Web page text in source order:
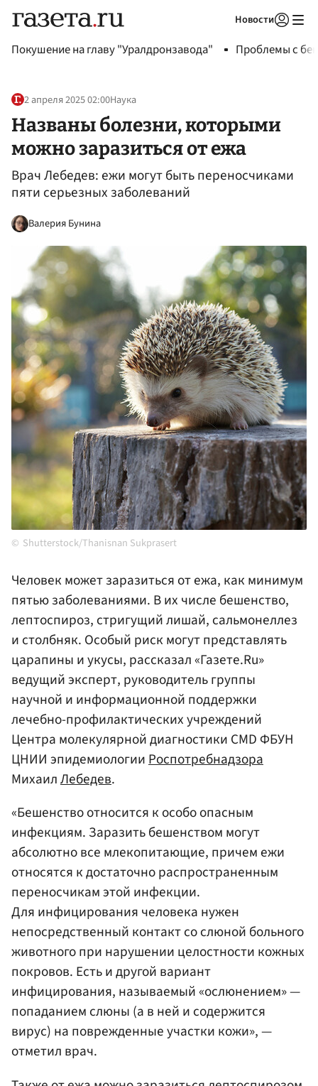
Новости
Покушение на главу "Уралдронзавода" Проблемы с
2 апреля 2025 02:00Наука
Названы болезни, которыми
можно заразиться от ежа
Врач Лебедев: ежи могут быть переносчиками
пяти серьезных заболеваний
Валерия Бунина
Shutterstock/Thanisnan Sukprasert
Человек может заразиться от ежа, как минимум
пятью заболеваниями. В их числе бешенство,
лептоспироз, стригущий лишай, сальмонеллез
и столбняк. Особый риск могут представлять
царапины и укусы, рассказал «Газете.Ru»
ведущий эксперт, руководитель группы
научной и информационной поддержки
лечебно-профилактических учреждений
Центра молекулярной диагностики CMD ФБУН
ЦНИИ эпидемиологииРоспотребнадзора
МихаилЛебедев.
«Бешенство относится к особо опасным
инфекциям. Заразить бешенством могут
абсолютно все млекопитающие, причем ежи
относятся к достаточно распространенным
переносчикам этой инфекции.
Для инфицирования человека нужен
непосредственный контакт со слюной больного
животного при нарушении целостности кожных
покровов. Есть и другой вариант
инфицирования, называемый «ослюнением» —
попаданием слюны (а в ней и содержится
вирус) на поврежденные участки кожи», —
отметил врач.